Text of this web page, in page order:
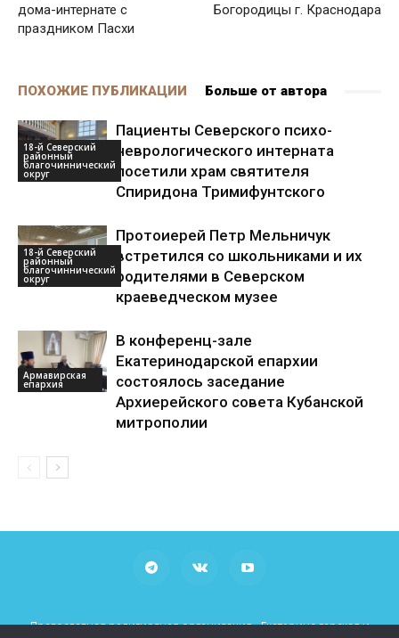
дома-интернате с
праздником Пасхи
Богородицы г. Краснодара
ПОХОЖИЕ ПУБЛИКАЦИИ Больше от автора
18-й Северский
районный
благочиннический
округ
Пациенты Северского психо-
неврологического интерната
посетили храм святителя
Спиридона Тримифунтского
18-й Северский
районный
благочиннический
округ
Протоиерей Петр Мельничук
встретился со школьниками и их
родителями в Северском
краеведческом музее
Армавирская
епархия
В конференц-зале
Екатеринодарской епархии
состоялось заседание
Архиерейского совета Кубанской
митрополии
Православная религиозная организация «Екатеринодарская и